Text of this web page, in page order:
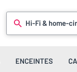
Hi-Fi & home-
ENCEINTES